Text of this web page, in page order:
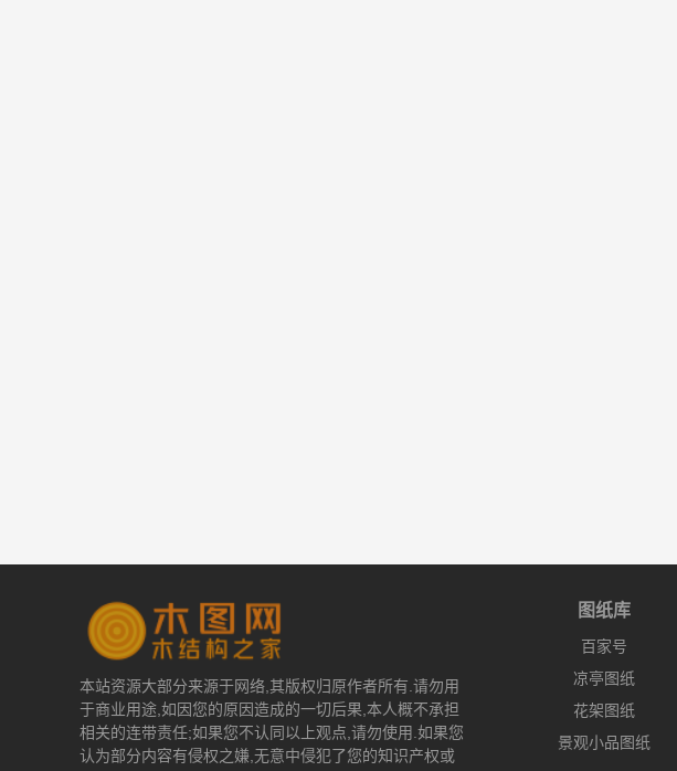
本站资源大部分来源于网络,其版权归原作者所有.请勿用
于商业用途,如因您的原因造成的一切后果,本人概不承担
相关的连带责任;如果您不认同以上观点,请勿使用.如果您
认为部分内容有侵权之嫌,无意中侵犯了您的知识产权或
图纸库
百家号
凉亭图纸
花架图纸
景观小品图纸